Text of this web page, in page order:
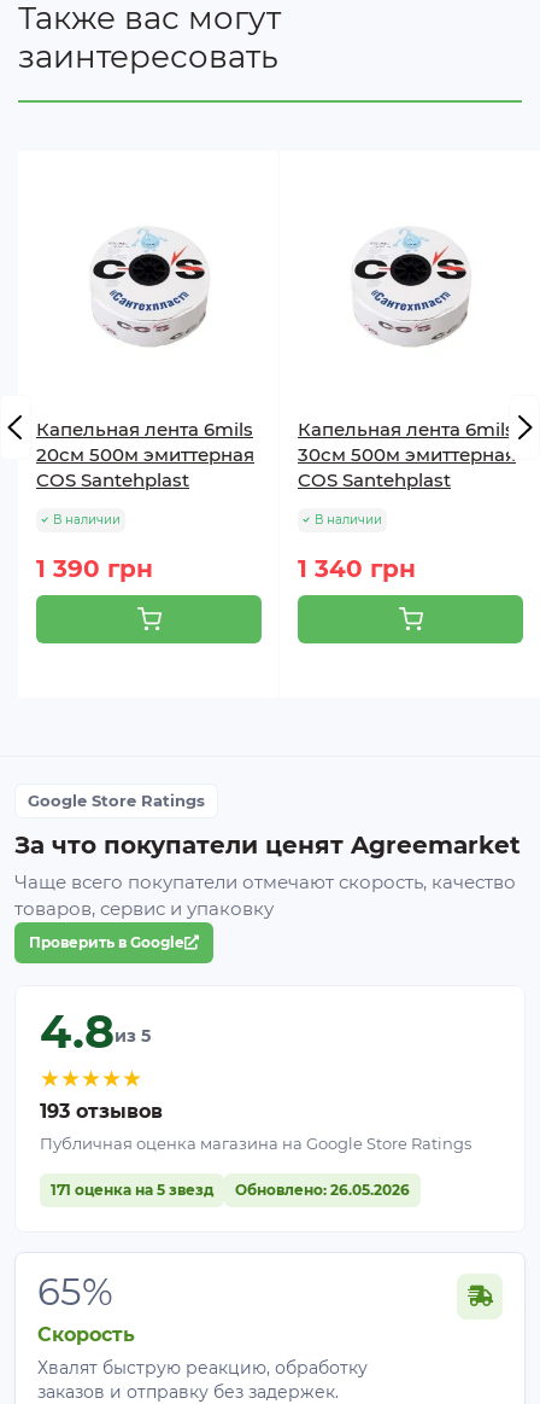
Также вас могут
заинтересовать
Капельная лента 6mils
20см 500м эмиттерная
COS Santehplast
В наличии
1 390 грн
Капельная лента 6mils
30см 500м эмиттерная
COS Santehplast
В наличии
1 340 грн
Google Store Ratings
За что покупатели ценят Agreemarket
Чаще всего покупатели отмечают скорость, качество
товаров, сервис и упаковку
Проверить в Google
4.8из 5
★★★★★
193 отзывов
Публичная оценка магазина на Google Store Ratings
171 оценка на 5 звезд Обновлено: 26.05.2026
65%
Скорость
Хвалят быструю реакцию, обработку
заказов и отправку без задержек.